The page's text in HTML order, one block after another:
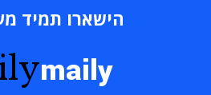
הישארו תמיד
maily